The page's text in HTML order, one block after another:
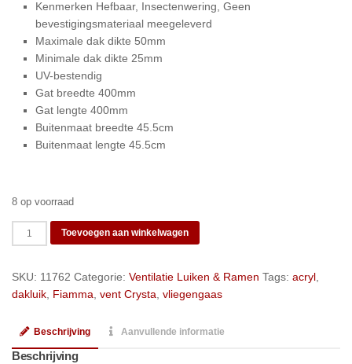
Kenmerken Hefbaar, Insectenwering, Geen
bevestigingsmateriaal meegeleverd
Maximale dak dikte 50mm
Minimale dak dikte 25mm
UV-bestendig
Gat breedte 400mm
Gat lengte 400mm
Buitenmaat breedte 45.5cm
Buitenmaat lengte 45.5cm
8 op voorraad
Fiamma
Vent
40
Dakluik
Toevoegen aan winkelwagen
SKU: 11762 Categorie: Ventilatie Luiken & Ramen Tags: acryl
dakluik Fiamma vent Crysta vliegengaas
Beschrijving Aanvullende informatie
Beschrijving